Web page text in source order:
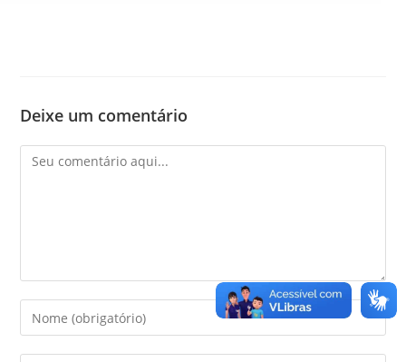
Deixe um comentário